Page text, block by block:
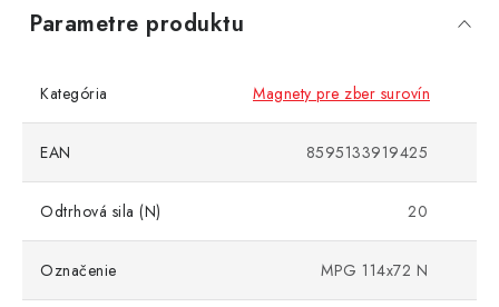
Parametre produktu
Kategória Magnety pre zber surovín
EAN 8595133919425
Odtrhová sila (N) 20
Označenie MPG 114x72 N